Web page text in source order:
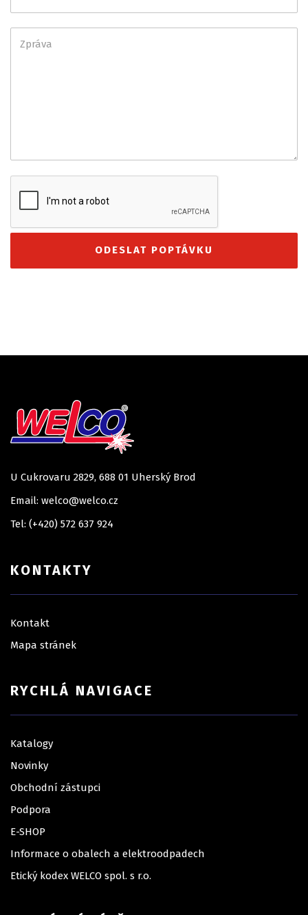
U Cukrovaru 2829, 688 01 Uherský Brod
Email: welco@welco.cz
Tel: (+420) 572 637 924
KONTAKTY
Kontakt
Mapa stránek
RYCHLÁ NAVIGACE
Katalogy
Novinky
Obchodní zástupci
Podpora
E-SHOP
Informace o obalech a elektroodpadech
Etický kodex WELCO spol. s r.o.